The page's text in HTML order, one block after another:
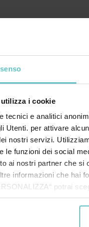
i cookie
tecnici e analitici
Utenti. per attivare
nostri servizi.
le funzioni dei social
ai nostri partner che si
informazioni che hai
potrai
per il funzionamento
ti invitiamo a